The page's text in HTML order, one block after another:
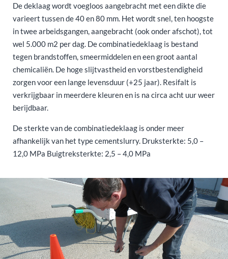
De deklaag wordt voegloos aangebracht met een dikte die
varieert tussen de 40 en 80 mm. Het wordt snel, ten hoogste
in twee arbeidsgangen, aangebracht (ook onder afschot), tot
wel 5.000 m2 per dag. De combinatiedeklaag is bestand
tegen brandstoffen, smeermiddelen en een groot aantal
chemicaliën. De hoge slijtvastheid en vorstbestendigheid
zorgen voor een lange levensduur (+25 jaar). Resifalt is
verkrijgbaar in meerdere kleuren en is na circa acht uur weer
berijdbaar.
De sterkte van de combinatiedeklaag is onder meer
afhankelijk van het type cementslurry. Druksterkte: 5,0 –
12,0 MPa Buigtreksterkte: 2,5 – 4,0 MPa